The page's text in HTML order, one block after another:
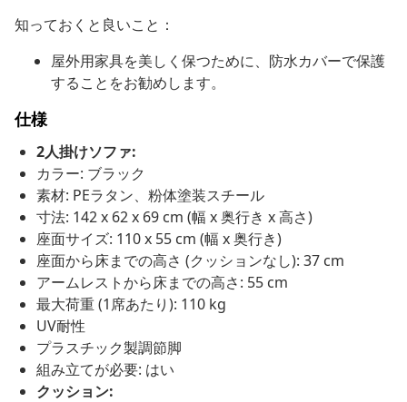
知っておくと良いこと：
屋外用家具を美しく保つために、防水カバーで保護
することをお勧めします。
仕様
2人掛けソファ:
カラー: ブラック
素材: PEラタン、粉体塗装スチール
寸法: 142 x 62 x 69 cm (幅 x 奥行き x 高さ)
座面サイズ: 110 x 55 cm (幅 x 奥行き)
座面から床までの高さ (クッションなし): 37 cm
アームレストから床までの高さ: 55 cm
最大荷重 (1席あたり): 110 kg
UV耐性
プラスチック製調節脚
組み立てが必要: はい
クッション: